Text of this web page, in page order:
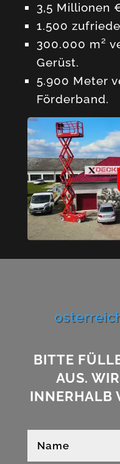
3,5 Millionen
1.500
300.000 m²
Gerüst.
5.900 Meter
Förderband.
BITTE
AUS.
INNERHALB